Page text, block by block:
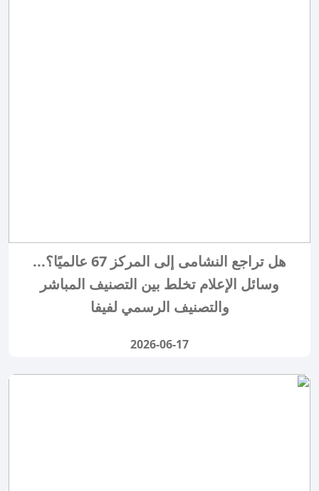
هل تراجع النشامى إلى المركز 67 عالميًا؟...
وسائل الإعلام تخلط بين التصنيف المباشر
والتصنيف الرسمي لفيفا
2026-06-17